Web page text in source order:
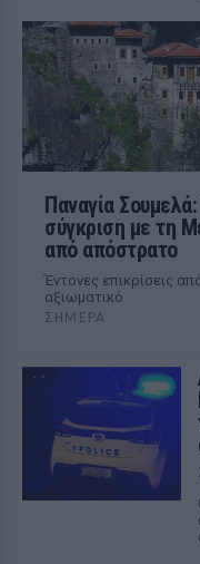
Παναγία
σύγκριση με τη
από απόστρατο
Έντονες επικρίσεις
αξιωματικό
ΣΉΜΕΡΑ